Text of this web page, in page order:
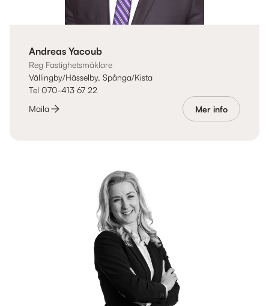
Andreas Yacoub
Reg Fastighetsmäklare
Vällingby/Hässelby, Spånga/Kista
Tel 070-413 67 22
Maila
Mer info